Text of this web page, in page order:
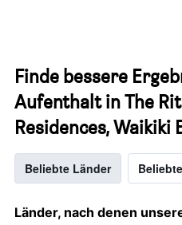
Finde bessere
Aufenthalt in The
Residences, Waikiki
Beliebte Länder
Länder, nach denen